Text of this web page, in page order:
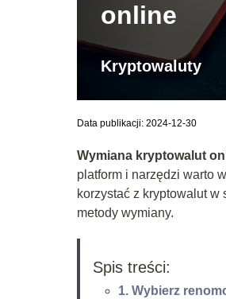
online
Kryptowaluty
Data publikacji: 2024-12-30
Wymiana kryptowalut
platform i narzędzi warto
korzystać z kryptowalut
metody wymiany.
Spis treści:
1. Wybierz